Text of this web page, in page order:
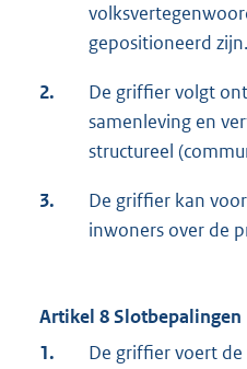
gepositioneerd zijn.
2.
De griffier volgt
samenleving en
structureel
3.
De griffier kan
inwoners over de
Artikel 8 Slotbepalingen
1.
De griffier voert